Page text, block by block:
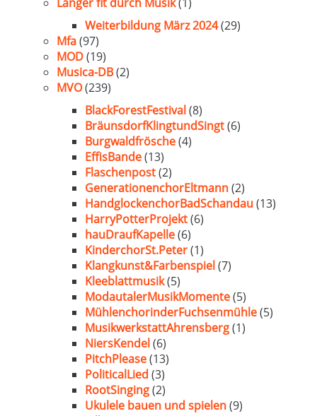
Weiterbildung März 2024(29)
Mfa(97)
MOD(19)
Musica-DB(2)
MVO(239)
BlackForestFestival(8)
BräunsdorfKlingtundSingt(6)
Burgwaldfrösche(4)
EffisBande(13)
Flaschenpost(2)
GenerationenchorEltmann(2)
HandglockenchorBadSchandau(13)
HarryPotterProjekt(6)
hauDraufKapelle(6)
KinderchorSt.Peter(1)
Klangkunst&Farbenspiel(7)
Kleeblattmusik(5)
ModautalerMusikMomente(5)
MühlenchorinderFuchsenmühle(5)
MusikwerkstattAhrensberg(1)
NiersKendel(6)
PitchPlease(13)
PoliticalLied (3)
RootSinging(2)
Ukulele bauen und spielen(9)